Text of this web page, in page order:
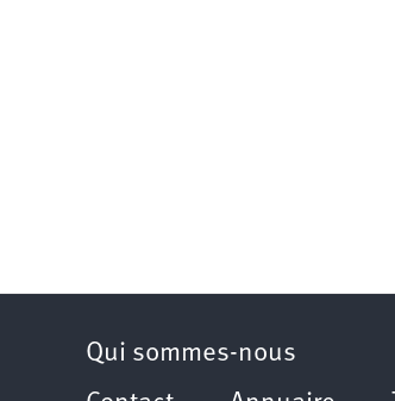
Qui sommes-nous